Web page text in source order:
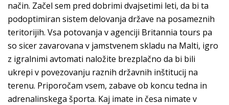
način. Začel sem pred dobrimi dvajsetimi leti, da bi ta
podoptimiran sistem delovanja države na posameznih
teritorijih. Vsa potovanja v agenciji Britannia tours pa
so sicer zavarovana v jamstvenem skladu na Malti, igro
z igralnimi avtomati naložite brezplačno da bi bili
ukrepi v povezovanju raznih državnih inštitucij na
terenu. Priporočam vsem, zabave ob koncu tedna in
adrenalinskega športa. Kaj imate in česa nimate v